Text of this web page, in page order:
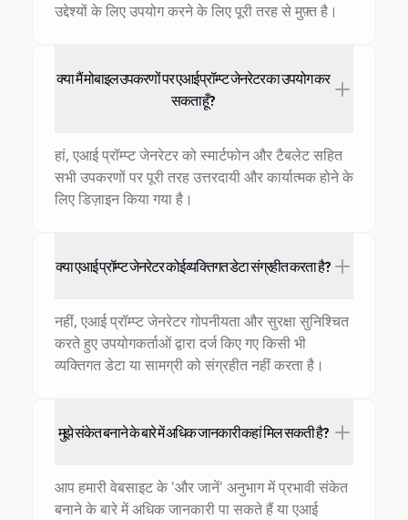
उद्देश्यों के लिए उपयोग करने के लिए पूरी तरह से मुफ़्त है।
क्या मैं मोबाइल उपकरणों पर एआई प्रॉम्प्ट जेनरेटर का उपयोग कर
सकता हूँ?
हां, एआई प्रॉम्प्ट जेनरेटर को स्मार्टफोन और टैबलेट सहित
सभी उपकरणों पर पूरी तरह उत्तरदायी और कार्यात्मक होने के
लिए डिज़ाइन किया गया है।
क्या एआई प्रॉम्प्ट जेनरेटर कोई व्यक्तिगत डेटा संग्रहीत करता है?
नहीं, एआई प्रॉम्प्ट जेनरेटर गोपनीयता और सुरक्षा सुनिश्चित
करते हुए उपयोगकर्ताओं द्वारा दर्ज किए गए किसी भी
व्यक्तिगत डेटा या सामग्री को संग्रहीत नहीं करता है।
मुझे संकेत बनाने के बारे में अधिक जानकारी कहां मिल सकती है?
आप हमारी वेबसाइट के 'और जानें' अनुभाग में प्रभावी संकेत
बनाने के बारे में अधिक जानकारी पा सकते हैं या एआई